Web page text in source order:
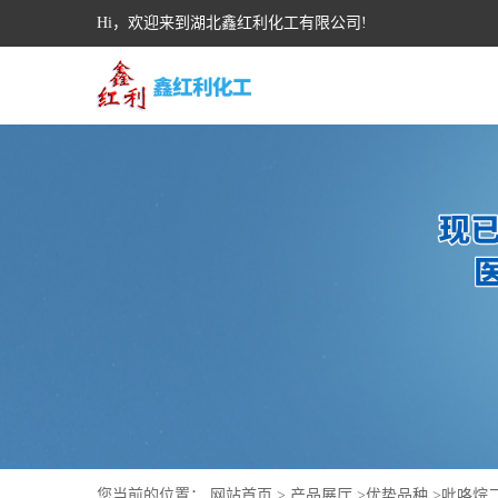
Hi，欢迎来到湖北鑫红利化工有限公司!